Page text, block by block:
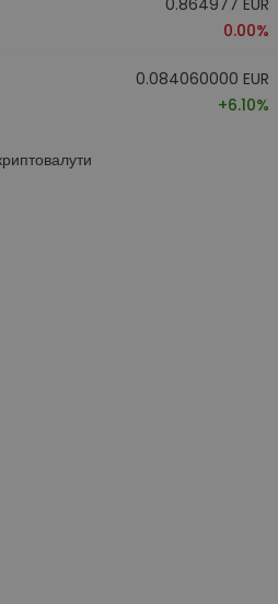
0.00%
0.084060000 EUR
+6.10%